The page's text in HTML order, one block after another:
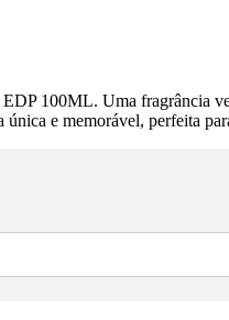
100ML. Uma fragrância
e memorável, perfeita